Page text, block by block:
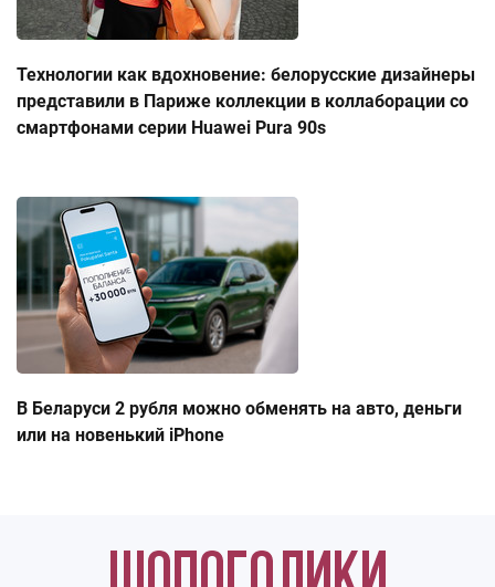
Технологии как вдохновение: белорусские дизайнеры
представили в Париже коллекции в коллаборации со
смартфонами серии Huawei Pura 90s
В Беларуси 2 рубля можно обменять на авто, деньги
или на новенький iPhone